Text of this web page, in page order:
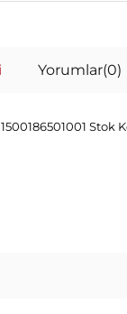
Yorumlar(0)
Stok